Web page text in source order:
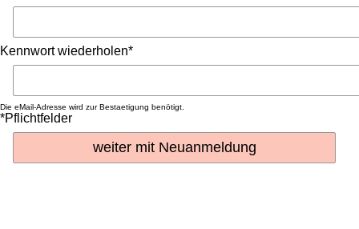
Kennwort wiederholen*
Die eMail-Adresse wird zur Bestaetigung benötigt.
*Pflichtfelder